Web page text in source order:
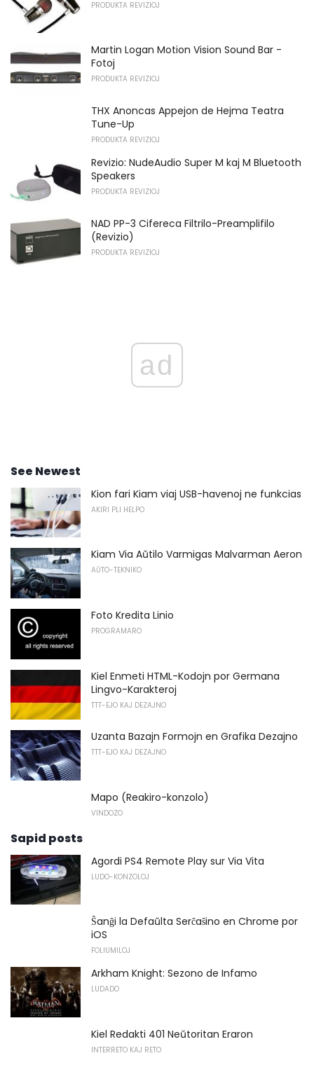
PRODUKTA REVIZIOJ
Martin Logan Motion Vision Sound Bar -
Fotoj
PRODUKTA REVIZIOJ
THX Anoncas Appejon de Hejma Teatra
Tune-Up
PRODUKTA REVIZIOJ
Revizio: NudeAudio Super M kaj M Bluetooth
Speakers
PRODUKTA REVIZIOJ
NAD PP-3 Cifereca Filtrilo-Preamplifilo
(Revizio)
PRODUKTA REVIZIOJ
ad
See Newest
Kion fari Kiam viaj USB-havenoj ne funkcias
AKIRI PLI HELPO
Kiam Via Aŭtilo Varmigas Malvarman Aeron
AŬTO-TEKNIKO
Foto Kredita Linio
PROGRAMARO
Kiel Enmeti HTML-Kodojn por Germana
Lingvo-Karakteroj
TTT-EJO KAJ DEZAJNO
Uzanta Bazajn Formojn en Grafika Dezajno
TTT-EJO KAJ DEZAJNO
Mapo (Reakiro-konzolo)
VINDOZO
Sapid posts
Agordi PS4 Remote Play sur Via Vita
LUDO-KONZOLOJ
Ŝanĝi la Defaŭlta Serĉaŝino en Chrome por
iOS
FOLIUMILOJ
Arkham Knight: Sezono de Infamo
LUDADO
Kiel Redakti 401 Neŭtoritan Eraron
INTERRETO KAJ RETO